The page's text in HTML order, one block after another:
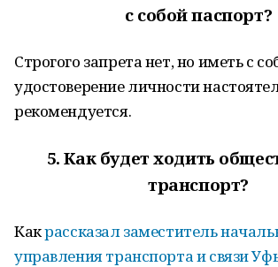
с собой паспорт?
Строгого запрета нет, но иметь с
удостоверение личности
рекомендуется.
5.Как будет ходить
транспорт?
Какрассказал заместитель
управления транспорта и связи